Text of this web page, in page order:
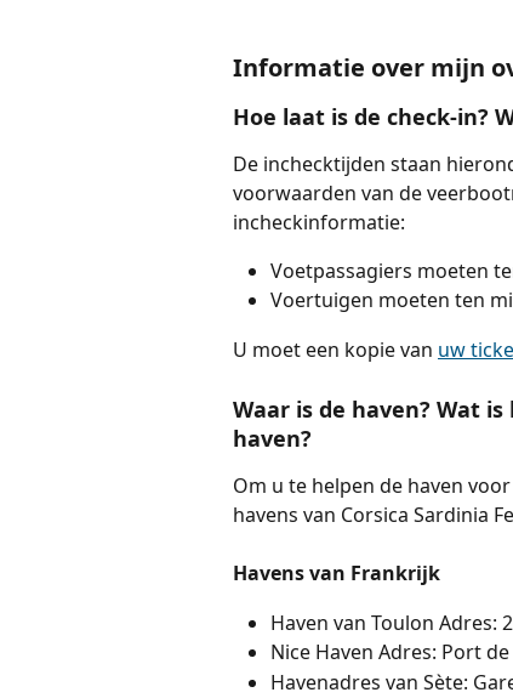
Informatie over mijn
Hoe laat is de check-in?
De inchecktijden staan
voorwaarden van de
incheckinformatie:
Voetpassagiers moeten
Voertuigen moeten ten
U moet een kopie van uw
Waar is de haven? Wat
haven?
Om u te helpen de haven
havens van Corsica Sardinia
Havens van Frankrijk
Haven van Toulon Adres:
Nice Haven Adres: Port
Havenadres van Sète: